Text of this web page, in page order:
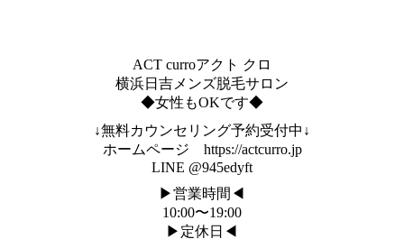
ACT curroアクト クロ
横浜日吉メンズ脱毛サロン
◆女性もOKです◆
↓無料カウンセリング予約受付中↓
ホームページ https://actcurro.jp
LINE @945edyft
▶︎営業時間◀︎
10:00〜19:00
▶︎定休日◀︎